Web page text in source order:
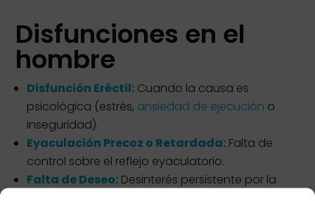
Disfunciones en el
hombre
Disfunción Eréctil: Cuando la causa es
psicológica (estrés, ansiedad de ejecución o
inseguridad).
Eyaculación Precoz o Retardada: Falta de
control sobre el reflejo eyaculatorio.
Falta de Deseo: Desinterés persistente por la